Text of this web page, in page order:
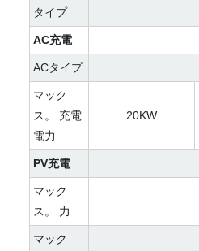
タイプ
AC充電
ACタイプ
マック
ス。 充電
電力
20KW
PV充電
マック
ス。 力
マック